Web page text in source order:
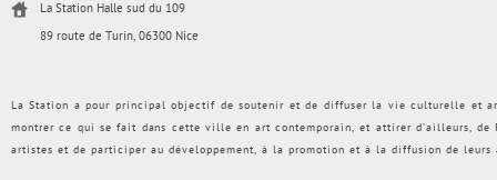
La Station Halle sud du 109
89 route de Turin, 06300 Nice
La Station a pour principal objectif de soutenir et de diffuser la vie culturelle et
montrer ce qui se fait dans cette ville en art contemporain, et attirer d’ailleurs, de
artistes et de participer au développement, à la promotion et à la diffusion de